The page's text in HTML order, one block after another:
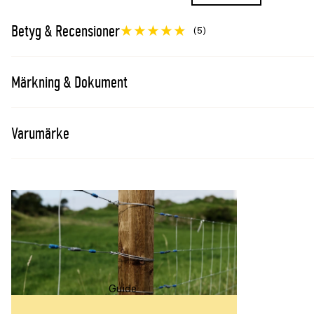
Hönsnät Granngården plastat sexkantsnät 25mm
Betyg & Recensioner (5)
Märkning & Dokument
Varumärke
Guide